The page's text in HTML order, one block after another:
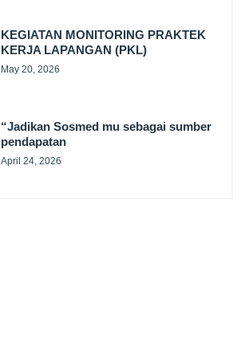
KEGIATAN MONITORING PRAKTEK
KERJA LAPANGAN (PKL)
May 20, 2026
“Jadikan Sosmed mu sebagai sumber
pendapatan
April 24, 2026